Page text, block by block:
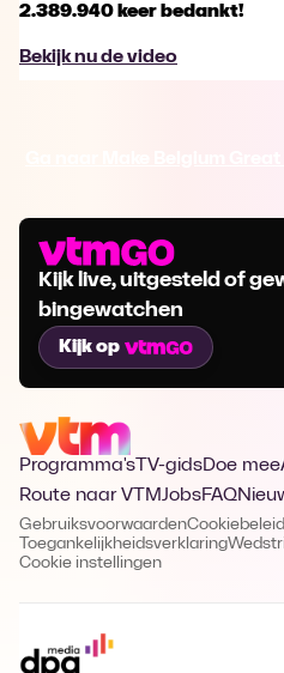
2.389.940 keer bedankt!
Bekijk nu de video
Kijk live, uitgesteld of
bingewatchen
Kijk op
Programma's TV-gidsDoe mee
Route naar VTMJobsFAQ
GebruiksvoorwaardenCookiebeleid
Toegankelijkheidsverklaring
Cookie instellingen